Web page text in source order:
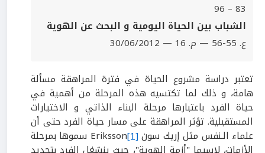
83 – 96
الشباب بين الحياة اليومية و البحث عن الهوية
ع. 55-56 — م. 16 — 30/06/2012
تعتبر دراسة مشروع الحياة في فترة المراهقة مسألة
هامة، و ذلك لما تكتسيه هذه المرحلة من أهمية في
حياة الفرد باعتبارها مرحلة البناء الذاتي و الاختيارات
المستقبلية. تؤثر المراهقة على مسار حياة الفرد حتى أن
علماء الـنفس مثل إريك سون Eriksson[1]
سموها بمرحلة